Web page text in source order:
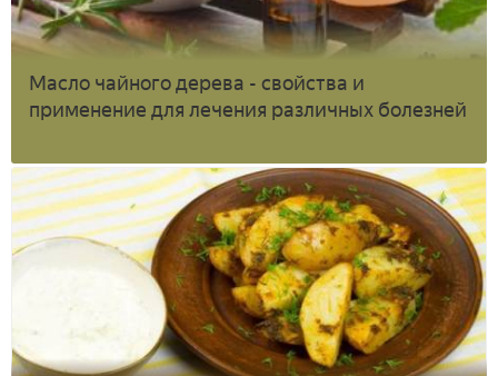
Масло чайного дерева - свойства и
применение для лечения различных болезней